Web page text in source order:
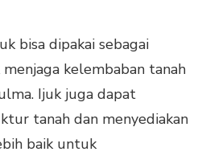
bisa dipakai sebagai
kelembaban tanah
Ijuk juga dapat
tanah dan menyediakan
baik untuk